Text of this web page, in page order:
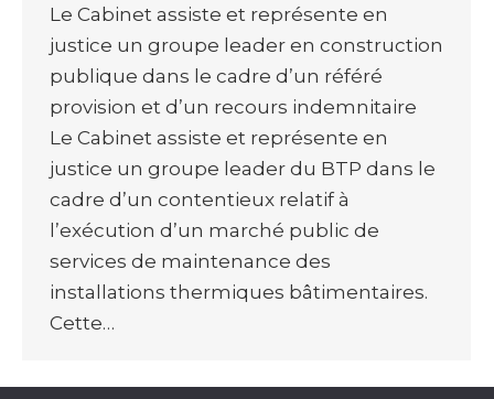
Le Cabinet assiste et représente en
justice un groupe leader en construction
publique dans le cadre d’un référé
provision et d’un recours indemnitaire
Le Cabinet assiste et représente en
justice un groupe leader du BTP dans le
cadre d’un contentieux relatif à
l’exécution d’un marché public de
services de maintenance des
installations thermiques bâtimentaires.
Cette…